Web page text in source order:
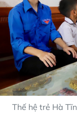
Thế hệ trẻ Hà